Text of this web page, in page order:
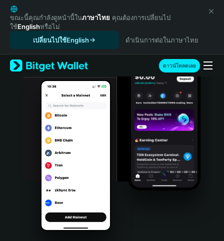
English
日本語
Tiếng Việt
Español (Latinoamérica)
Türkçe
Italiano
Português (Portugal)
Bahasa Indonesia
Português (Brasil)
Español (Argentina)
ขณะนี้คุณกำลังดูหน้านี้ในภาษาไทย คุณต้องการเปลี่ยนไป
ใช้Englishหรือไม่
เปลี่ยนไปใช้English
ดำเนินการต่อในภาษาไทย
ดาวน์โหลดเลย